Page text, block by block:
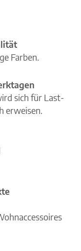
Farben.
sich für Last-
erweisen.